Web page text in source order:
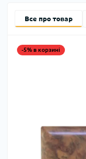
Все про товар
-5% в корзині